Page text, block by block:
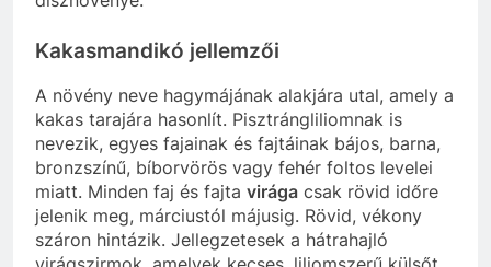
Kakasmandikó jellemzői
A növény neve hagymájának alakjára utal, amely a
kakas tarajára hasonlít. Pisztrángliliomnak is
nevezik, egyes fajainak és fajtáinak bájos, barna,
bronzszínű, bíborvörös vagy fehér foltos levelei
miatt. Minden faj és fajta virága csak rövid időre
jelenik meg, márciustól májusig. Rövid, vékony
száron hintázik. Jellegzetesek a hátrahajló